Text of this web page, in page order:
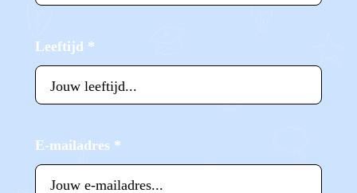
Leeftijd *
E-mailadres *